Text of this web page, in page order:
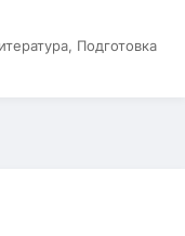
Подготовка